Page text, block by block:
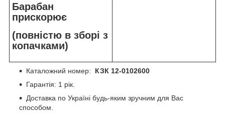
Барабан
прискорює
(повністю в зборі з
копачками)
Каталожний номер: КЗК 12-0102600
Гарантія: 1 рік.
Доставка по Україні будь-яким зручним для Вас
способом.